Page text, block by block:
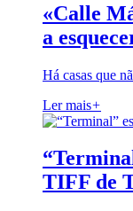
«Calle
a
Há casas que
Ler mais+
TIFF de